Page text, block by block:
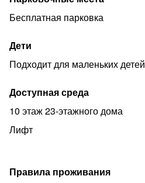
Бесплатная парковка
Дети
Подходит для маленьких детей
Доступная среда
10 этаж 23-этажного дома
Лифт
Правила проживания